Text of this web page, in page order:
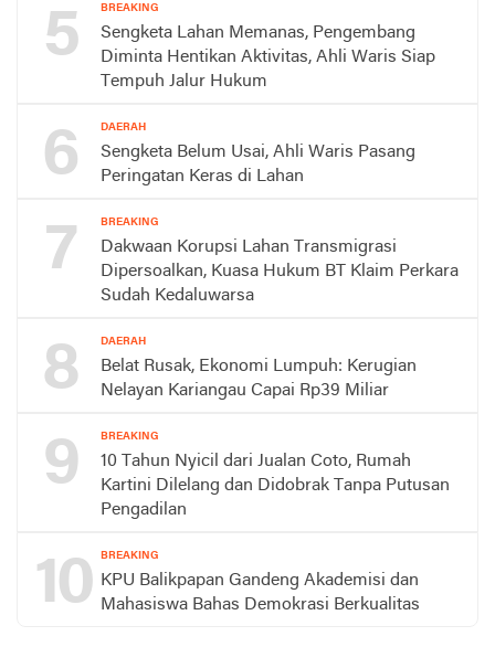
5 BREAKING
Sengketa Lahan Memanas, Pengembang
Diminta Hentikan Aktivitas, Ahli Waris Siap
Tempuh Jalur Hukum
6 DAERAH
Sengketa Belum Usai, Ahli Waris Pasang
Peringatan Keras di Lahan
7 BREAKING
Dakwaan Korupsi Lahan Transmigrasi
Dipersoalkan, Kuasa Hukum BT Klaim Perkara
Sudah Kedaluwarsa
8 DAERAH
Belat Rusak, Ekonomi Lumpuh: Kerugian
Nelayan Kariangau Capai Rp39 Miliar
9 BREAKING
10 Tahun Nyicil dari Jualan Coto, Rumah
Kartini Dilelang dan Didobrak Tanpa Putusan
Pengadilan
10 BREAKING
KPU Balikpapan Gandeng Akademisi dan
Mahasiswa Bahas Demokrasi Berkualitas